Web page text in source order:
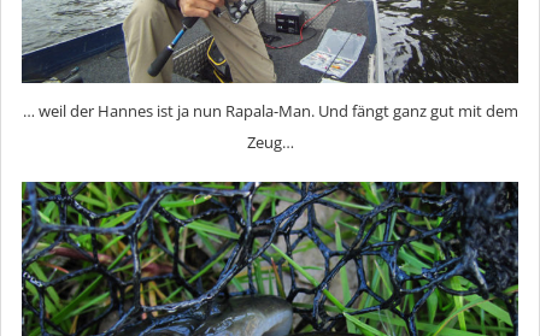
… weil der Hannes ist ja nun Rapala-Man. Und fängt ganz gut mit dem
Zeug…